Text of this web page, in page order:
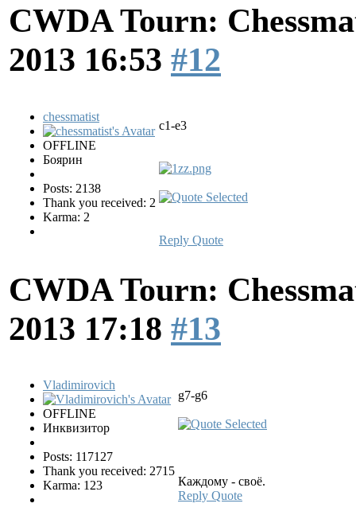
CWDA Tourn:
2013 16:53 #12
chessmatist
OFFLINE
Боярин
Posts: 2138
Thank you received: 2
Karma: 2
c1-e3
Reply Quote
CWDA Tourn:
2013 17:18 #13
Vladimirovich
OFFLINE
Инквизитор
Posts: 117127
Thank you received: 2715
Karma: 123
g7-g6
Каждому - своё.
Reply Quote